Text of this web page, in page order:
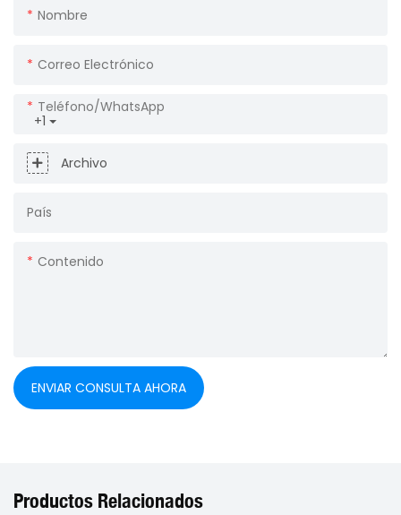
Nombre
Correo Electrónico
+1
Teléfono/WhatsApp
Archivo
País
Contenido
ENVIAR CONSULTA AHORA
Productos Relacionados